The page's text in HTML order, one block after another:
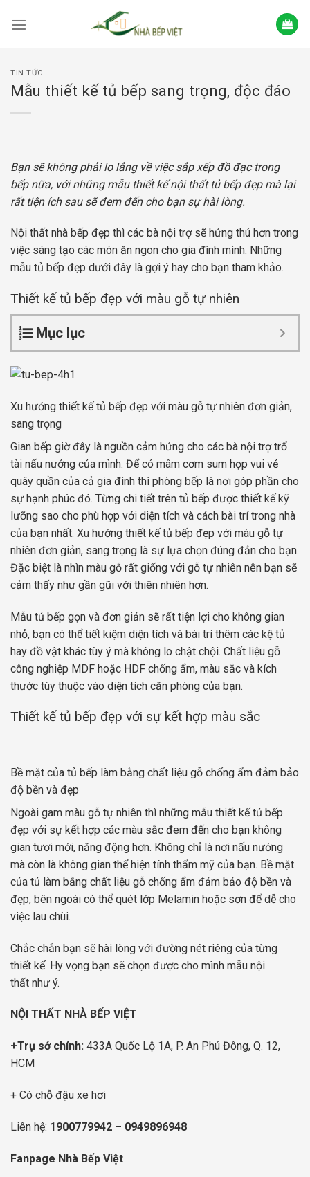
TIN TỨC
Mẫu thiết kế tủ bếp sang trọng, độc đáo
Bạn sẽ không phải lo lắng về việc sắp xếp đồ đạc trong
bếp nữa, với những mẫu thiết kế nội thất tủ bếp đẹp mà lại
rất tiện ích sau sẽ đem đến cho bạn sự hài lòng.
Nội thất nhà bếp đẹp thì các bà nội trợ sẽ hứng thú hơn trong
việc sáng tạo các món ăn ngon cho gia đình mình. Những
mẫu tủ bếp đẹp dưới đây là gợi ý hay cho bạn tham khảo.
Thiết kế tủ bếp đẹp với màu gỗ tự nhiên
Mục lục
Xu hướng thiết kế tủ bếp đẹp với màu gỗ tự nhiên đơn giản,
sang trọng
Gian bếp giờ đây là nguồn cảm hứng cho các bà nội trợ trổ
tài nấu nướng của mình. Để có mâm cơm sum họp vui vẻ
quây quần của cả gia đình thì phòng bếp là nơi góp phần cho
sự hạnh phúc đó. Từng chi tiết trên tủ bếp được thiết kế kỹ
lưỡng sao cho phù hợp với diện tích và cách bài trí trong nhà
của bạn nhất. Xu hướng thiết kế tủ bếp đẹp với màu gỗ tự
nhiên đơn giản, sang trọng là sự lựa chọn đúng đắn cho bạn.
Đặc biệt là nhìn màu gỗ rất giống với gỗ tự nhiên nên bạn sẽ
cảm thấy như gần gũi với thiên nhiên hơn.
Mẫu tủ bếp gọn và đơn giản sẽ rất tiện lợi cho không gian
nhỏ, bạn có thể tiết kiệm diện tích và bài trí thêm các kệ tủ
hay đồ vật khác tùy ý mà không lo chật chội. Chất liệu gỗ
công nghiệp MDF hoặc HDF chống ẩm, màu sắc và kích
thước tùy thuộc vào diện tích căn phòng của bạn.
Thiết kế tủ bếp đẹp với sự kết hợp màu sắc
Bề mặt của tủ bếp làm bằng chất liệu gỗ chống ẩm đảm bảo
độ bền và đẹp
Ngoài gam màu gỗ tự nhiên thì những mẫu thiết kế tủ bếp
đẹp với sự kết hợp các màu sắc đem đến cho bạn không
gian tươi mới, năng động hơn. Không chỉ là nơi nấu nướng
mà còn là không gian thể hiện tính thẩm mỹ của bạn. Bề mặt
của tủ làm bằng chất liệu gỗ chống ẩm đảm bảo độ bền và
đẹp, bên ngoài có thể quét lớp Melamin hoặc sơn để dễ cho
việc lau chùi.
Chắc chắn bạn sẽ hài lòng với đường nét riêng của từng
thiết kế. Hy vọng bạn sẽ chọn được cho mình mẫu nội
thất như ý.
NỘI THẤT NHÀ BẾP VIỆT
+Trụ sở chính: 433A Quốc Lộ 1A, P. An Phú Đông, Q. 12,
HCM
+ Có chỗ đậu xe hơi
Liên hệ: 1900779942 – 0949896948
Fanpage Nhà Bếp Việt